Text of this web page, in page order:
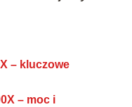
– kluczowe
– moc i